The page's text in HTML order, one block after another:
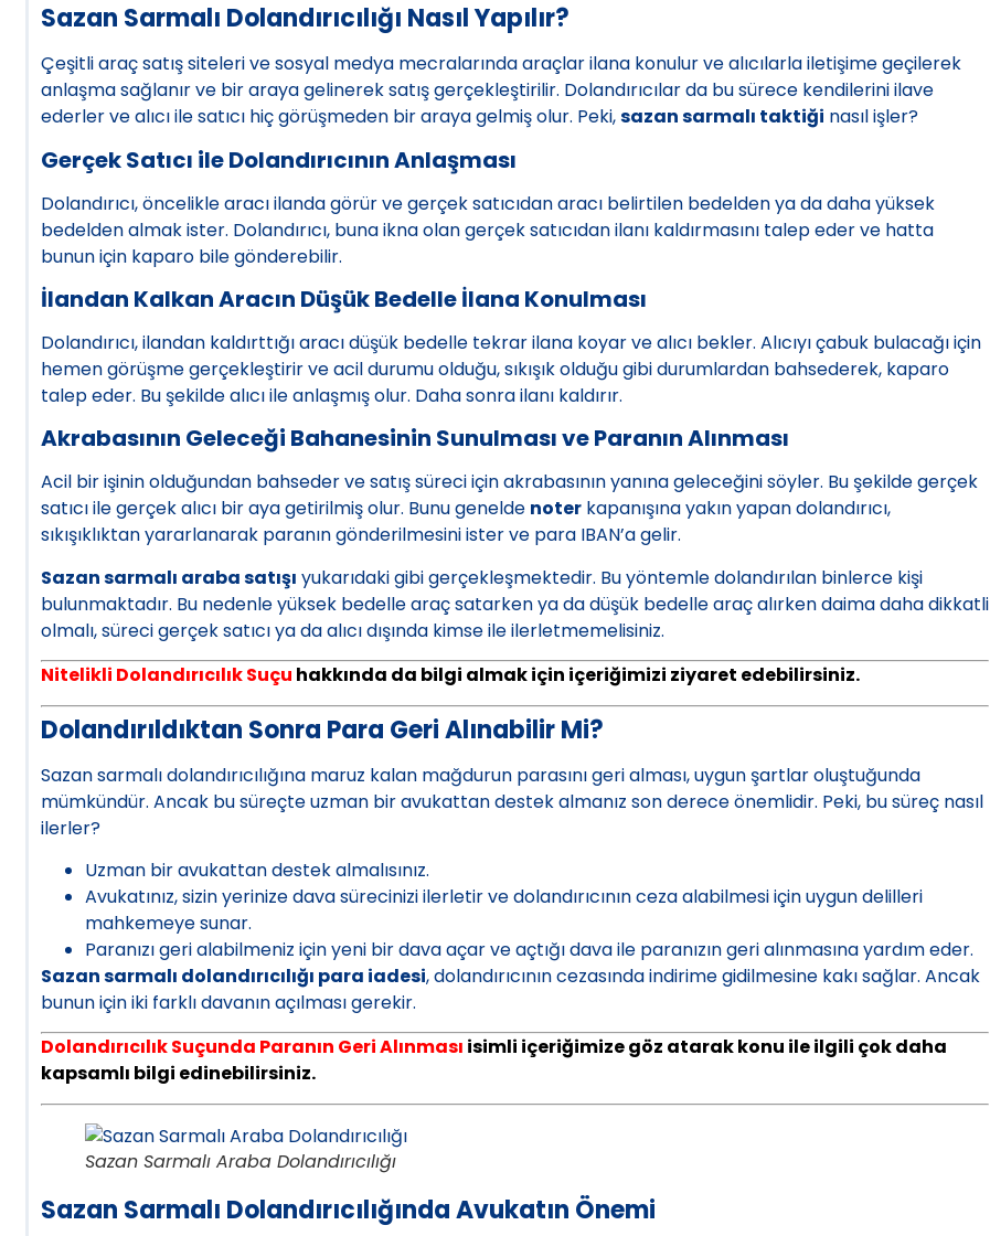
Sazan Sarmalı Dolandırıcılığı Nasıl Yapılır?
Çeşitli araç satış siteleri ve sosyal medya mecralarında araçlar ilana konulur ve alıcılarla iletişime geçilerek
anlaşma sağlanır ve bir araya gelinerek satış gerçekleştirilir. Dolandırıcılar da bu sürece kendilerini ilave
ederler ve alıcı ile satıcı hiç görüşmeden bir araya gelmiş olur. Peki,sazan sarmalı taktiği nasıl işler?
Gerçek Satıcı ile Dolandırıcının Anlaşması
Dolandırıcı, öncelikle aracı ilanda görür ve gerçek satıcıdan aracı belirtilen bedelden ya da daha yüksek
bedelden almak ister. Dolandırıcı, buna ikna olan gerçek satıcıdan ilanı kaldırmasını talep eder ve hatta
bunun için kaparo bile gönderebilir.
İlandan Kalkan Aracın Düşük Bedelle İlana Konulması
Dolandırıcı, ilandan kaldırttığı aracı düşük bedelle tekrar ilana koyar ve alıcı bekler. Alıcıyı çabuk bulacağı için
hemen görüşme gerçekleştirir ve acil durumu olduğu, sıkışık olduğu gibi durumlardan bahsederek, kaparo
talep eder. Bu şekilde alıcı ile anlaşmış olur. Daha sonra ilanı kaldırır.
Akrabasının Geleceği Bahanesinin Sunulması ve Paranın Alınması
Acil bir işinin olduğundan bahseder ve satış süreci için akrabasının yanına geleceğini söyler. Bu şekilde gerçek
satıcı ile gerçek alıcı bir aya getirilmiş olur. Bunu genelde noterkapanışına yakın yapan dolandırıcı,
sıkışıklıktan yararlanarak paranın gönderilmesini ister ve para IBAN’a gelir.
Sazan sarmalı araba satışı yukarıdaki gibi gerçekleşmektedir. Bu yöntemle dolandırılan binlerce kişi
bulunmaktadır. Bu nedenle yüksek bedelle araç satarken ya da düşük bedelle araç alırken daima daha dikkatli
olmalı, süreci gerçek satıcı ya da alıcı dışında kimse ile ilerletmemelisiniz.
Nitelikli Dolandırıcılık Suçu hakkında da bilgi almak için içeriğimizi ziyaret edebilirsiniz.
Dolandırıldıktan Sonra Para Geri Alınabilir Mi?
Sazan sarmalı dolandırıcılığına maruz kalan mağdurun parasını geri alması, uygun şartlar oluştuğunda
mümkündür. Ancak bu süreçte uzman bir avukattan destek almanız son derece önemlidir. Peki, bu süreç nasıl
ilerler?
Uzman bir avukattan destek almalısınız.
Avukatınız, sizin yerinize dava sürecinizi ilerletir ve dolandırıcının ceza alabilmesi için uygun delilleri
mahkemeye sunar.
Paranızı geri alabilmeniz için yeni bir dava açar ve açtığı dava ile paranızın geri alınmasına yardım eder.
Sazan sarmalı dolandırıcılığı para iadesi, dolandırıcının cezasında indirime gidilmesine kakı sağlar. Ancak
bunun için iki farklı davanın açılması gerekir.
Dolandırıcılık Suçunda Paranın Geri Alınması isimli içeriğimize göz atarak konu ile ilgili çok daha
kapsamlı bilgi edinebilirsiniz.
Sazan Sarmalı Araba Dolandırıcılığı
Sazan Sarmalı Dolandırıcılığında Avukatın Önemi